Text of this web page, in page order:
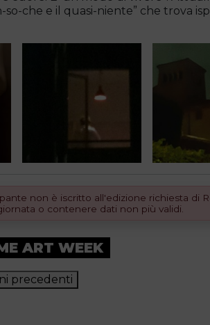
che e il quasi-niente” che trova
non è iscritto all'edizione richiesta di
o contenere dati non più validi.
ART WEEK
precedenti